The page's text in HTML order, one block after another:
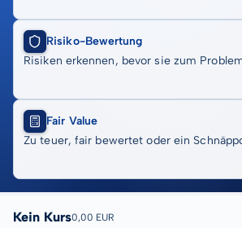
Risiko-Bewertung
Risiken erkennen, bevor sie zum
Fair Value
Zu teuer, fair bewertet oder ein
Kein Kurs0,00 EUR